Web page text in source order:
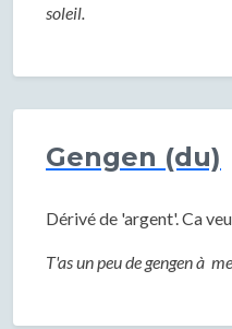
soleil.
Gengen (du)
Dérivé de 'argent'. Ca
T'as un peu de gengen à